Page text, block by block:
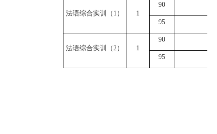
法语综合实训（ 1） 1
90
95
法语综合实训（ 2） 1
90
95